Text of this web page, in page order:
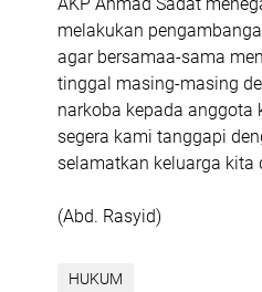
melakukan
agar bersamaa-sama
tinggal masing-masing
narkoba kepada anggota
segera kami tanggapi
selamatkan keluarga kita
(Abd. Rasyid)
HUKUM